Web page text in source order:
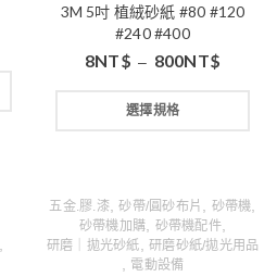
3M 5吋 植絨砂紙 #80 #120
#240 #400
8NT$ – 800NT$
選擇規格
五金.膠.漆,砂帶/圓砂布片 砂帶機
砂帶機加購 砂帶機配件,
研磨｜拋光砂紙 研磨砂紙/拋光用品
電動設備